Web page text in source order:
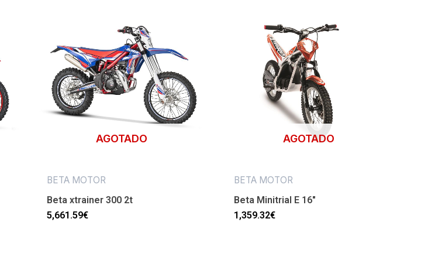
AGOTADO
BETA MOTOR
Beta xtrainer 300 2t
5,661.59€
AGOTADO
BETA MOTOR
Beta Minitrial E 16″
1,359.32€